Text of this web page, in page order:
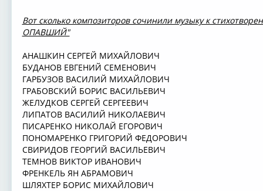
Вот сколько композиторов сочинили музыку к
ОПАВШИЙ"
АНАШКИН СЕРГЕЙ МИХАЙЛОВИЧ
БУДАНОВ ЕВГЕНИЙ СЕМЕНОВИЧ
ГАРБУЗОВ ВАСИЛИЙ МИХАЙЛОВИЧ
ГРАБОВСКИЙ БОРИС ВАСИЛЬЕВИЧ
ЖЕЛУДКОВ СЕРГЕЙ СЕРГЕЕВИЧ
ЛИПАТОВ ВАСИЛИЙ НИКОЛАЕВИЧ
ПИСАРЕНКО НИКОЛАЙ ЕГОРОВИЧ
ПОНОМАРЕНКО ГРИГОРИЙ ФЕДОРОВИЧ
СВИРИДОВ ГЕОРГИЙ ВАСИЛЬЕВИЧ
ТЕМНОВ ВИКТОР ИВАНОВИЧ
ФРЕНКЕЛЬ ЯН АБРАМОВИЧ
ШЛЯХТЕР БОРИС МИХАЙЛОВИЧ